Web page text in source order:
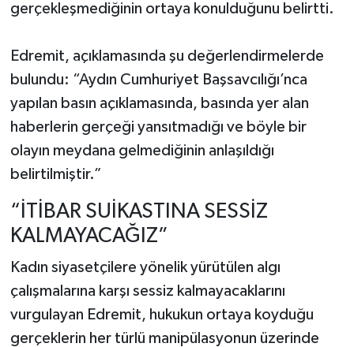
gerçekleşmediğinin ortaya konulduğunu belirtti.
Edremit, açıklamasında şu değerlendirmelerde
bulundu: “Aydın Cumhuriyet Başsavcılığı’nca
yapılan basın açıklamasında, basında yer alan
haberlerin gerçeği yansıtmadığı ve böyle bir
olayın meydana gelmediğinin anlaşıldığı
belirtilmiştir.”
“İTİBAR SUİKASTINA SESSİZ
KALMAYACAĞIZ”
Kadın siyasetçilere yönelik yürütülen algı
çalışmalarına karşı sessiz kalmayacaklarını
vurgulayan Edremit, hukukun ortaya koyduğu
gerçeklerin her türlü manipülasyonun üzerinde